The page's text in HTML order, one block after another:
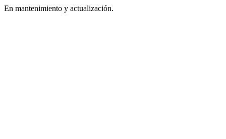
En mantenimiento y actualización.